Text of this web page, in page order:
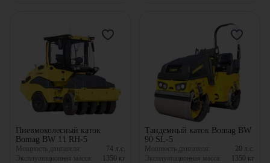
Пневмоколесный каток
Bomag BW 11 RH-5
Мощность двигателя: 74 л.с.
Эксплуатационная масса:
1350 кг
Тандемный каток Bomag BW
90 SL-5
Мощность двигателя: 20 л.с.
Эксплуатационная масса:
1350 кг